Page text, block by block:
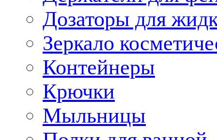
Дозаторы для
Зеркало
Контейнеры
Крючки
Мыльницы